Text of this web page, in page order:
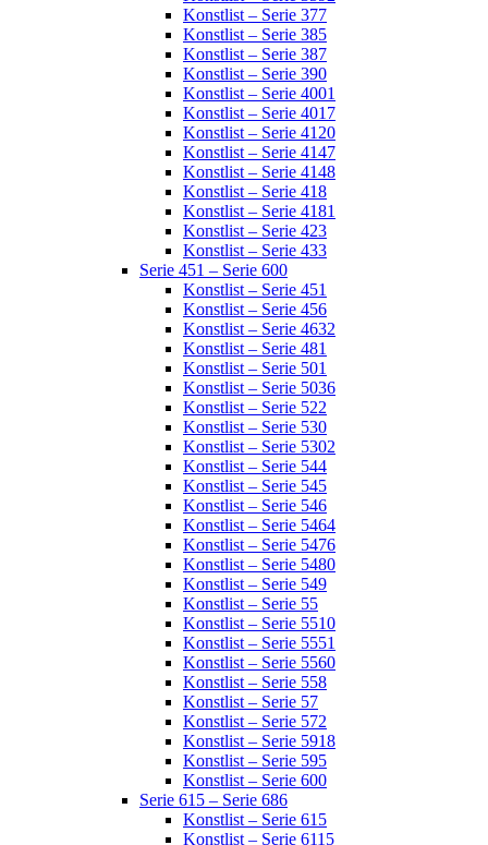
Konstlist – Serie 377
Konstlist – Serie 385
Konstlist – Serie 387
Konstlist – Serie 390
Konstlist – Serie 4001
Konstlist – Serie 4017
Konstlist – Serie 4120
Konstlist – Serie 4147
Konstlist – Serie 4148
Konstlist – Serie 418
Konstlist – Serie 4181
Konstlist – Serie 423
Konstlist – Serie 433
Serie 451 – Serie 600
Konstlist – Serie 451
Konstlist – Serie 456
Konstlist – Serie 4632
Konstlist – Serie 481
Konstlist – Serie 501
Konstlist – Serie 5036
Konstlist – Serie 522
Konstlist – Serie 530
Konstlist – Serie 5302
Konstlist – Serie 544
Konstlist – Serie 545
Konstlist – Serie 546
Konstlist – Serie 5464
Konstlist – Serie 5476
Konstlist – Serie 5480
Konstlist – Serie 549
Konstlist – Serie 55
Konstlist – Serie 5510
Konstlist – Serie 5551
Konstlist – Serie 5560
Konstlist – Serie 558
Konstlist – Serie 57
Konstlist – Serie 572
Konstlist – Serie 5918
Konstlist – Serie 595
Konstlist – Serie 600
Serie 615 – Serie 686
Konstlist – Serie 615
Konstlist – Serie 6115